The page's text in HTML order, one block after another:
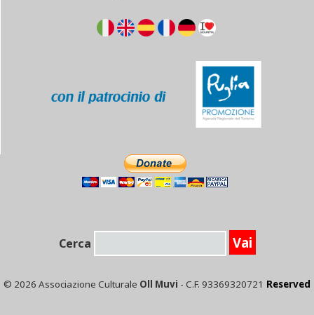
Cerca
© 2026 Associazione Culturale Oll Muvi - C.F. 93369320721 Reserved